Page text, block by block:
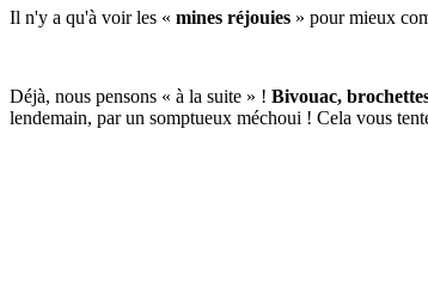
Il n'y a qu'à voir les « mines réjouies » pour mieux
Déjà, nous pensons « à la suite » ! Bivouac,
lendemain, par un somptueux méchoui ! Cela vous